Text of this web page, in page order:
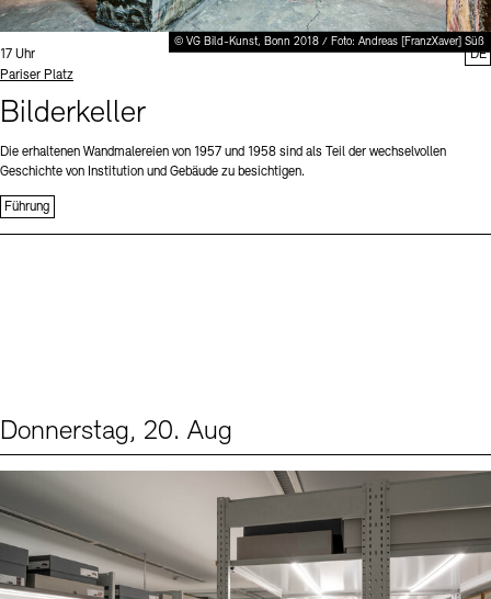
© VG Bild-Kunst, Bonn 2018 / Foto: Andreas [FranzXaver] Süß
Uhrzeit:
17 Uhr
Standort
Pariser Platz
Bilderkeller
Die erhaltenen Wandmalereien von 1957 und 1958 sind als Teil der wechselvollen
Geschichte von Institution und Gebäude zu besichtigen.
Führung
DE
Donnerstag, 20. Aug